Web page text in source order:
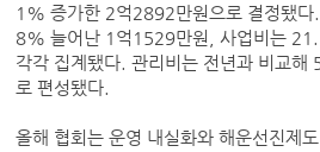
1% 증가한 2억2892만원으로 결정됐다
8% 늘어난 1억1529만원, 사업비는
각각 집계됐다. 관리비는 전년과 비교
로 편성됐다.
올해 협회는 운영 내실화와 해운선진제